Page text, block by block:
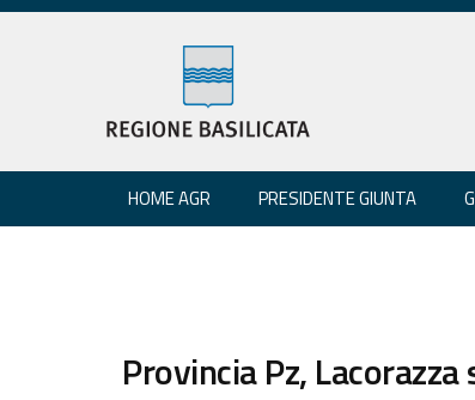
HOME AGR PRESIDENTE GIUNTA
Provincia Pz,